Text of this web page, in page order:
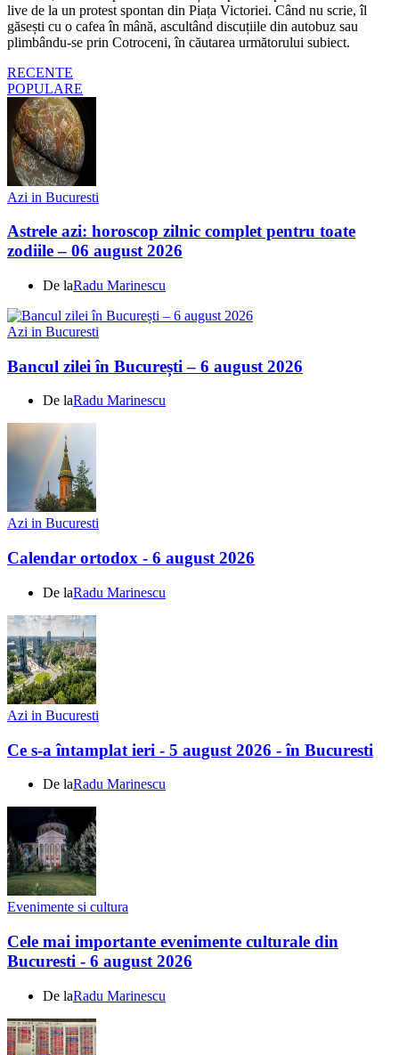
live de la un protest spontan din Piața Victoriei. Când nu scrie, îl
găsești cu o cafea în mână, ascultând discuțiile din autobuz sau
plimbându-se prin Cotroceni, în căutarea următorului subiect.
RECENTE
POPULARE
Azi in Bucuresti
Astrele azi: horoscop zilnic complet pentru toate
zodiile – 06 august 2026
De laRadu Marinescu
Azi in Bucuresti
Bancul zilei în București – 6 august 2026
De laRadu Marinescu
Azi in Bucuresti
Calendar ortodox - 6 august 2026
De laRadu Marinescu
Azi in Bucuresti
Ce s-a întamplat ieri - 5 august 2026 - în Bucuresti
De laRadu Marinescu
Evenimente si cultura
Cele mai importante evenimente culturale din
Bucuresti - 6 august 2026
De laRadu Marinescu